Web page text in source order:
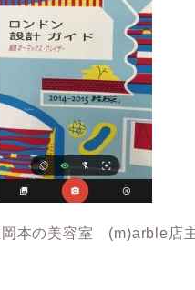
岡本の美容室 (m)arble